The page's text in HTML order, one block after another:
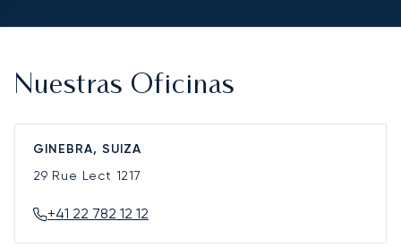
Nuestras Oficinas
GINEBRA, SUIZA
29 Rue Lect 1217
+41 22 782 12 12